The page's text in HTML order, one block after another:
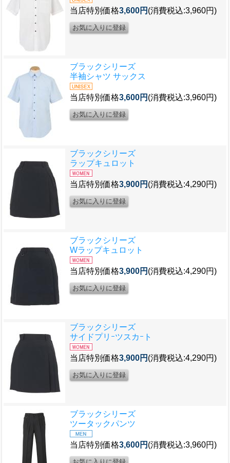
当店特別価格3,600円 (消費税込:3,960円)
ブラックシリーズ
半袖シャツ サックス
当店特別価格3,600円 (消費税込:3,960円)
ブラックシリーズ
ラップキュロット
当店特別価格3,900円 (消費税込:4,290円)
ブラックシリーズ
Wラップキュロット
当店特別価格3,900円 (消費税込:4,290円)
ブラックシリーズ
サイドプリｰツスカｰト
当店特別価格3,900円 (消費税込:4,290円)
ブラックシリーズ
ツータックパンツ
当店特別価格3,600円 (消費税込:3,960円)